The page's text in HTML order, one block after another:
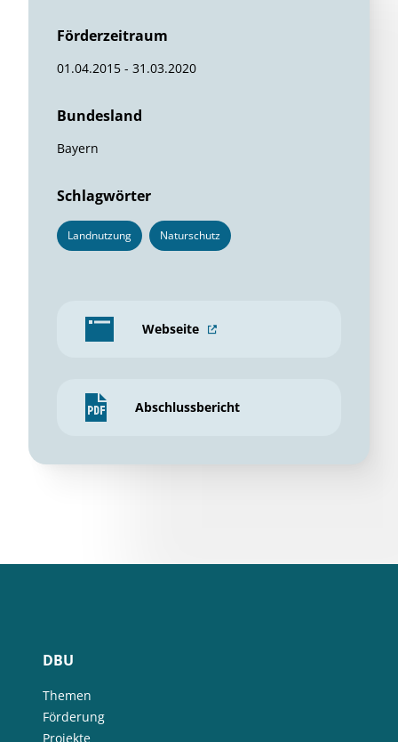
Förderzeitraum
01.04.2015 - 31.03.2020
Bundesland
Bayern
Schlagwörter
Landnutzung Naturschutz
Webseite
Abschlussbericht
DBU
Themen
Förderung
Projekte